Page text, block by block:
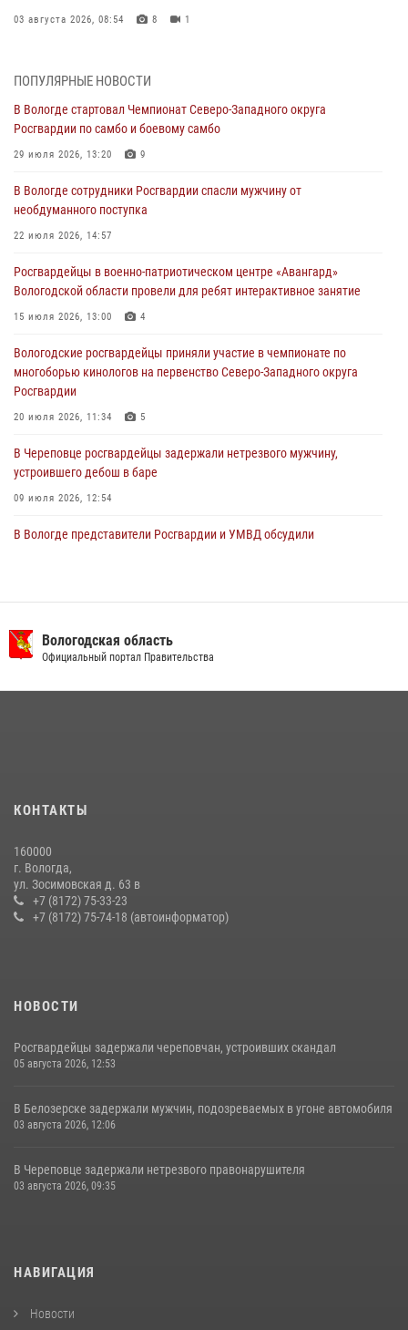
03 августа 2026, 08:54 8 1
ОХРАНЫ РОСГВАРДИИ В ВОЛОГОДСКОЙ ОБЛАСТИ ЗАДЕРЖАНО 23
02 августа 2026, 10:37
Росгвардейцы в г. Соколе задержали несовершеннолетнего
31 июля 2026, 06:43
В Вологде стартовал Чемпионат Северо-Западного округа
29 июля 2026, 13:20
В Вологде росгвардейцы задержали мужчину, подозреваемого в
29 июля 2026, 09:08
ПОПУЛЯРНЫЕ НОВОСТИ
В Вологде стартовал Чемпионат Северо-Западного округа
Росгвардии по самбо и боевому самбо
29 июля 2026, 13:20 9
В Вологде сотрудники Росгвардии спасли мужчину от
необдуманного поступка
22 июля 2026, 14:57
Росгвардейцы в военно-патриотическом центре «Авангард»
Вологодской области провели для ребят интерактивное занятие
15 июля 2026, 13:00 4
Вологодские росгвардейцы приняли участие в чемпионате по
многоборью кинологов на первенство Северо-Западного округа
Росгвардии
20 июля 2026, 11:34 5
В Череповце росгвардейцы задержали нетрезвого мужчину,
устроившего дебош в баре
09 июля 2026, 12:54
В Вологде представители Росгвардии и УМВД обсудили
стрельбу
27 июля 2026, 07:28
угрожавших молодежи расправой
21 единицу оружия изъяли за минувшую неделю сотрудники
Росгвардии в Вологодской области
20 июля 2026, 10:47
Вологодская область
Официальный портал Правительства
КОНТАКТЫ
160000
г. Вологда,
ул. Зосимовская д. 63 в
+7 (8172) 75-33-23
+7 (8172) 75-74-18 (автоинформатор)
НОВОСТИ
Росгвардейцы задержали череповчан, устроивших скандал
05 августа 2026, 12:53
В Белозерске задержали мужчин, подозреваемых в угоне автомобиля
03 августа 2026, 12:06
В Череповце задержали нетрезвого правонарушителя
03 августа 2026, 09:35
НАВИГАЦИЯ
Новости